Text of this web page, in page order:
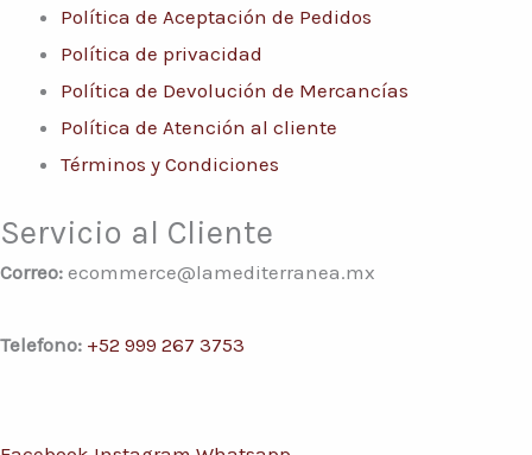
Política de Aceptación de Pedidos
Política de privacidad
Política de Devolución de Mercancías
Política de Atención al cliente
Términos y Condiciones
Servicio al Cliente
Correo: ecommerce@lamediterranea.mx
Telefono: +52 999 267 3753